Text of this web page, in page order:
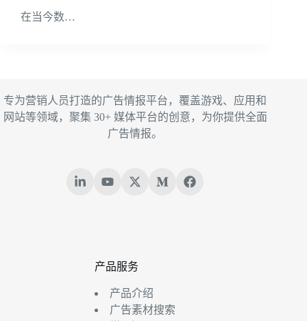
在当今数…
专为营销人员打造的广告情报平台，覆盖游戏、应用和
网站等领域，聚集 30+ 媒体平台的创意，为你提供全面
广告情报。
产品服务
产品介绍
广告素材搜索